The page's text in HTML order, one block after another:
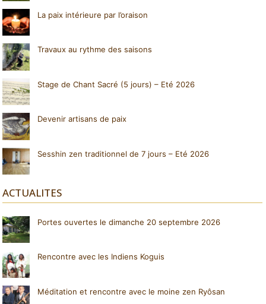
La paix intérieure par l’oraison
Travaux au rythme des saisons
Stage de Chant Sacré (5 jours) – Eté 2026
Devenir artisans de paix
Sesshin zen traditionnel de 7 jours – Eté 2026
ACTUALITES
Portes ouvertes le dimanche 20 septembre 2026
Rencontre avec les Indiens Koguis
Méditation et rencontre avec le moine zen Ryôsan